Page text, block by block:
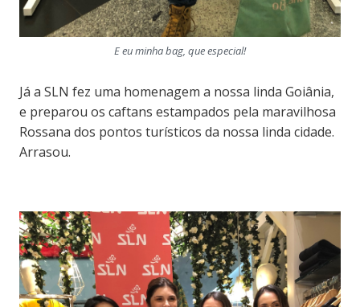
E eu minha bag, que especial!
Já a SLN fez uma homenagem a nossa linda Goiânia,
e preparou os caftans estampados pela maravilhosa
Rossana dos pontos turísticos da nossa linda cidade.
Arrasou.